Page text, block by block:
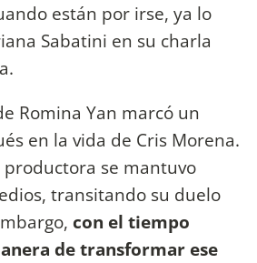
están por irse, ya lo
Sabatini en su charla
Romina Yan marcó un
en la vida de Cris Morena.
se mantuvo
transitando su duelo
con el tiempo
de transformar ese